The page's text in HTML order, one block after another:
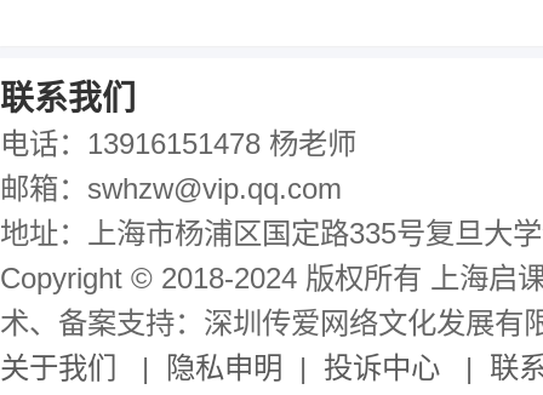
联系我们
电话：13916151478 杨老师
邮箱：swhzw@vip.qq.com
地址：上海市杨浦区国定路335号复旦大
Copyright © 2018-2024 版权所有 上海启
术、备案支持：深圳传爱网络文化发展有
关于我们
| 隐私申明 | 投诉中心 | 联